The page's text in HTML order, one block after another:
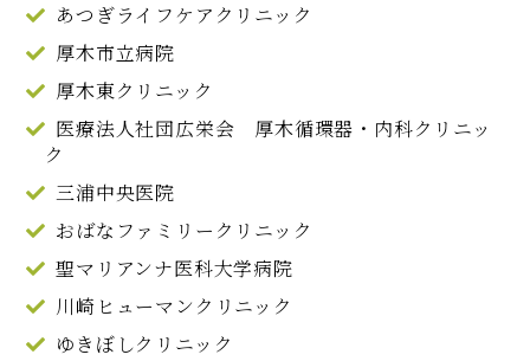
あつぎライフケアクリニック
厚木市立病院
厚木東クリニック
医療法人社団広栄会 厚木循環器・内科クリニッ
ク
三浦中央医院
おばなファミリークリニック
聖マリアンナ医科大学病院
川崎ヒューマンクリニック
ゆきぼしクリニック